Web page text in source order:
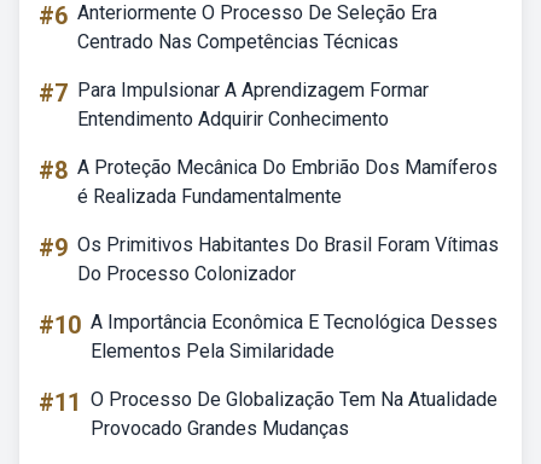
#6 Anteriormente O Processo De Seleção Era
Centrado Nas Competências Técnicas
#7 Para Impulsionar A Aprendizagem Formar
Entendimento Adquirir Conhecimento
#8 A Proteção Mecânica Do Embrião Dos Mamíferos
é Realizada Fundamentalmente
#9 Os Primitivos Habitantes Do Brasil Foram Vítimas
Do Processo Colonizador
#10 A Importância Econômica E Tecnológica Desses
Elementos Pela Similaridade
#11 O Processo De Globalização Tem Na Atualidade
Provocado Grandes Mudanças